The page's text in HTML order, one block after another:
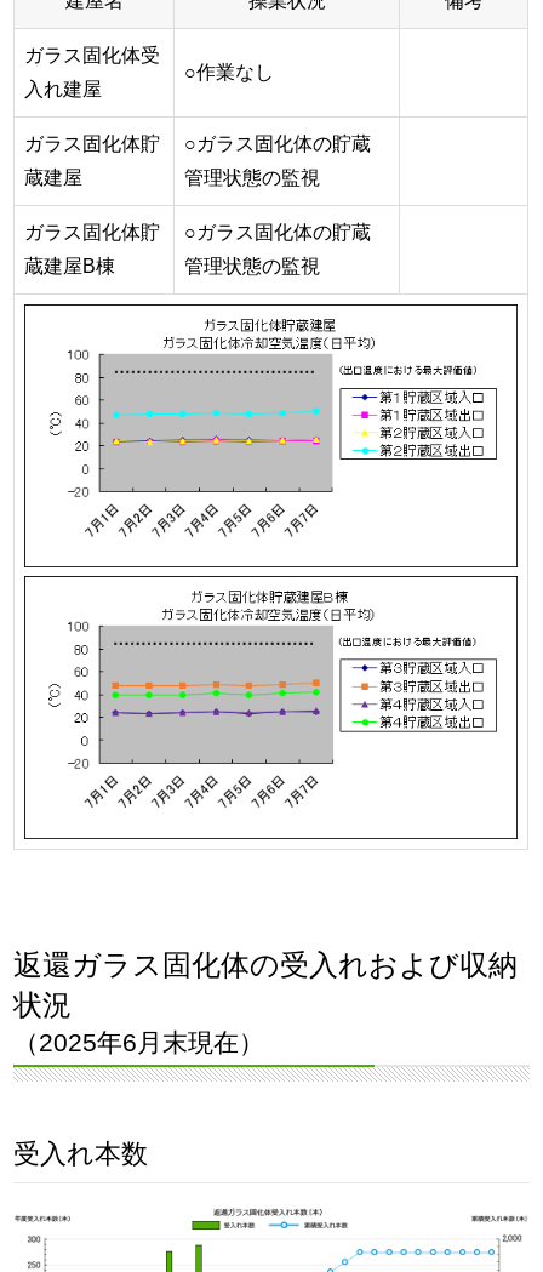
ガラス固化体受
入れ建屋
○作業なし
ガラス固化体貯
蔵建屋
○ガラス固化体の貯蔵
管理状態の監視
ガラス固化体貯
蔵建屋B棟
○ガラス固化体の貯蔵
管理状態の監視
返還ガラス固化体の受入れおよび収納
状況
（2025年6月末現在）
受入れ本数